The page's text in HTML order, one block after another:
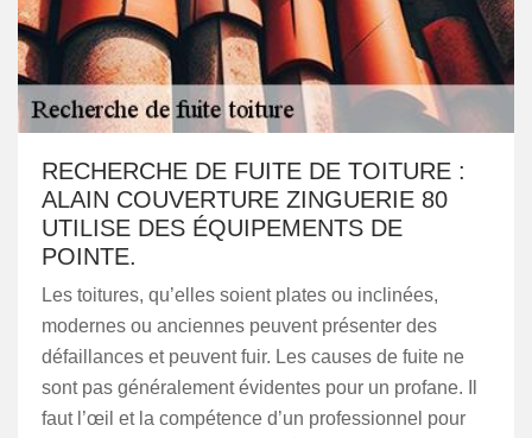
RECHERCHE DE FUITE DE TOITURE :
ALAIN COUVERTURE ZINGUERIE 80
UTILISE DES ÉQUIPEMENTS DE
POINTE.
Les toitures, qu’elles soient plates ou inclinées,
modernes ou anciennes peuvent présenter des
défaillances et peuvent fuir. Les causes de fuite ne
sont pas généralement évidentes pour un profane. Il
faut l’œil et la compétence d’un professionnel pour